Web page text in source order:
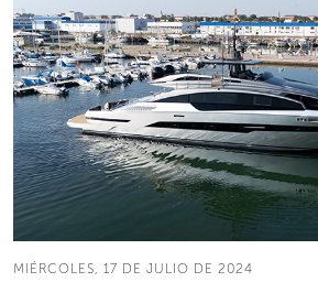
MIÉRCOLES, 17 DE JULIO DE 2024